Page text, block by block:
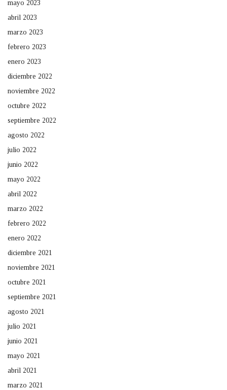
mayo 2023
abril 2023
marzo 2023
febrero 2023
enero 2023
diciembre 2022
noviembre 2022
octubre 2022
septiembre 2022
agosto 2022
julio 2022
junio 2022
mayo 2022
abril 2022
marzo 2022
febrero 2022
enero 2022
diciembre 2021
noviembre 2021
octubre 2021
septiembre 2021
agosto 2021
julio 2021
junio 2021
mayo 2021
abril 2021
marzo 2021